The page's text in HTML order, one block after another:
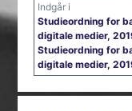
Indgår i
Studieordning for
digitale medier,
Studieordning for
digitale medier,